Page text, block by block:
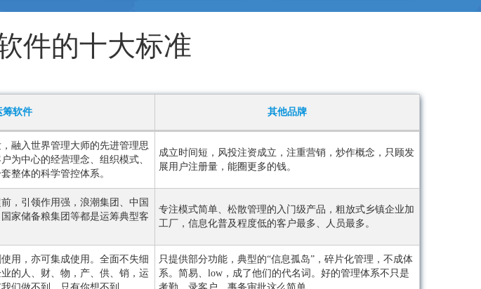
件的十大标准
筹软件 其他品牌
融入世界管理大师的先进管理思
为中心的经营理念、组织模式、
整体的科学管控体系。
成立时间短，风投注资成立，注重营销，炒作概念，只顾发
展用户注册量，能圈更多的钱。
，引领作用强，浪潮集团、中国
家储备粮集团等都是运筹典型客
专注模式简单、松散管理的入门级产品，粗放式乡镇企业加
工厂，信息化普及程度低的客户最多、人员最多。
用，亦可集成使用。全面不失细
的人、财、物，产、供、销，运
只提供部分功能，典型的“信息孤岛”，碎片化管理，不成体
系。简易、low，成了他们的代名词。好的管理体系不只是